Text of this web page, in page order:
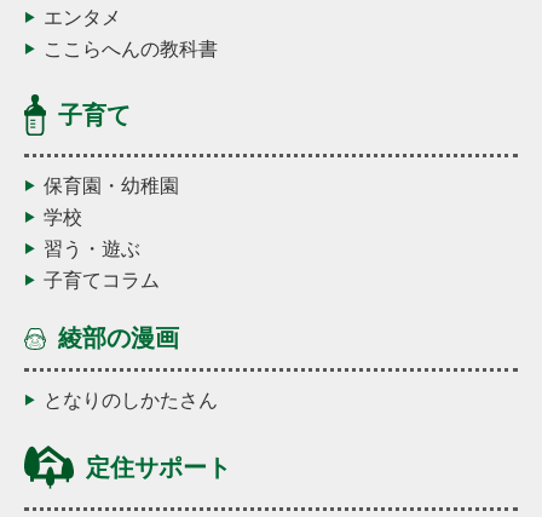
エンタメ
ここらへんの教科書
子育て
保育園・幼稚園
学校
習う・遊ぶ
子育てコラム
綾部の漫画
となりのしかたさん
定住サポート